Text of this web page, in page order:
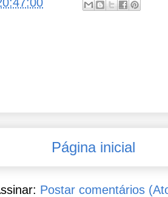
Página inicial
Postar comentários